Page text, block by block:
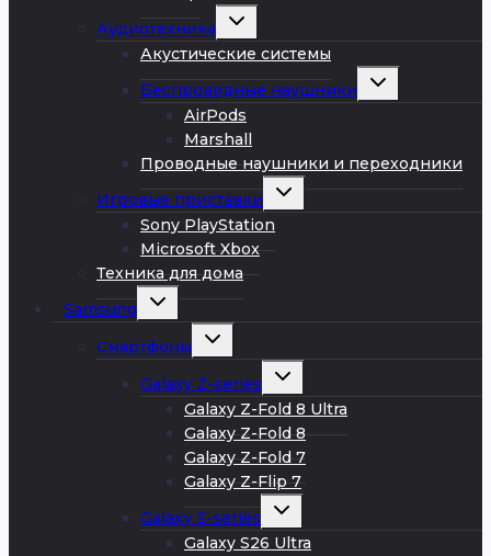
Аудиотехника
Развернуть
меню
Акустические системы
Беспроводные наушники
Развернуть
AirPods
Marshall
Проводные наушники и переходники
Игровые приставки
Развернуть
меню
Sony PlayStation
Microsoft Xbox
Техника для дома
Samsung
Развернуть
Смартфоны
Развернуть
Galaxy Z-series
Развернуть
меню
Galaxy Z-Fold 8 Ultra
Galaxy Z-Fold 8
Galaxy Z-Fold 7
Galaxy Z-Flip 7
Galaxy S-series
Развернуть
меню
Galaxy S26 Ultra